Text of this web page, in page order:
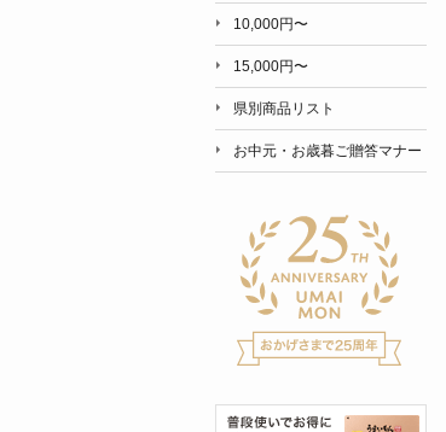
10,000円〜
15,000円〜
県別商品リスト
お中元・お歳暮ご贈答マナー